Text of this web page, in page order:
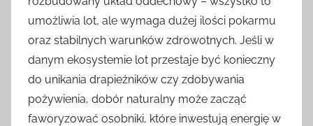
umożliwia lot, ale wymaga dużej ilości pokarmu
oraz stabilnych warunków zdrowotnych. Jeśli w
danym ekosystemie lot przestaje być konieczny
do unikania drapieżników czy zdobywania
pożywienia, dobór naturalny może zacząć
faworyzować osobniki, które inwestują energię w